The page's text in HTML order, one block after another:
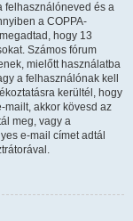
felhasználóneved és a
a COPPA-
hogy 13
Számos fórum
mielőtt használatba
a felhasználónak kell
kerültél, hogy
mailt, akkor kövesd az
meg, vagy a
e-mail címet adtál